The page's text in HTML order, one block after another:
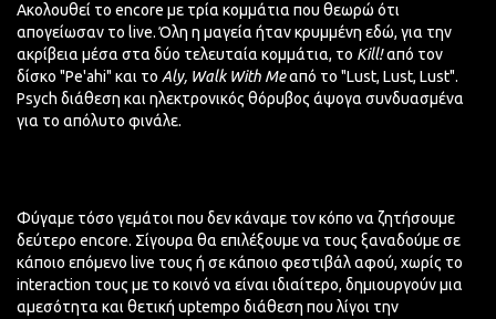
Ακολουθεί το encore με τρία κομμάτια που θεωρώ ότι
απογείωσαν το live. Όλη η μαγεία ήταν κρυμμένη εδώ, για την
ακρίβεια μέσα στα δύο τελευταία κομμάτια, το Kill!από τον
δίσκο "Pe'ahi" και το Aly, Walk With Meαπό το "Lust, Lust, Lust".
Psych διάθεση και ηλεκτρονικός θόρυβος άψογα συνδυασμένα
για το απόλυτο φινάλε.
Φύγαμε τόσο γεμάτοι που δεν κάναμε τον κόπο να ζητήσουμε
δεύτερο encore. Σίγουρα θα επιλέξουμε να τους ξαναδούμε σε
κάποιο επόμενο live τους ή σε κάποιο φεστιβάλ αφού, χωρίς το
interaction τους με το κοινό να είναι ιδιαίτερο, δημιουργούν μια
αμεσότητα και θετική uptempo διάθεση που λίγοι την